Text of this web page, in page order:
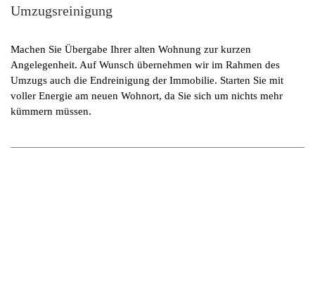
Umzugsreinigung
Machen Sie Übergabe Ihrer alten Wohnung zur kurzen
Angelegenheit. Auf Wunsch übernehmen wir im Rahmen des
Umzugs auch die Endreinigung der Immobilie. Starten Sie mit
voller Energie am neuen Wohnort, da Sie sich um nichts mehr
kümmern müssen.